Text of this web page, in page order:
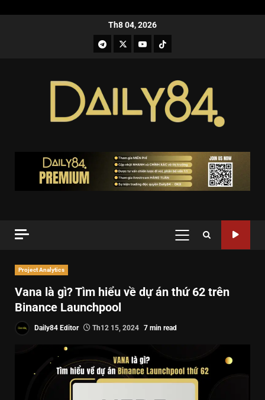
Th8 04, 2026
Project Analytics
Vana là gì? Tìm hiểu về dự án thứ 62 trên
Binance Launchpool
Daily84 Editor Th12 15, 2024 7 min read